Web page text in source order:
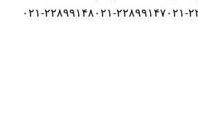
۰۲۱-۲۲۸۹۹۱۴۷ ۰۲۱-۲۲۸۹۹۱۴۸